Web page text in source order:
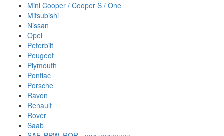
Mini Cooper / Cooper S / One
Mitsubishi
Nissan
Opel
Peterbilt
Peugeot
Plymouth
Pontiac
Porsche
Ravon
Renault
Rover
Saab